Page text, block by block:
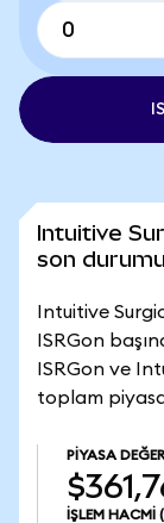
Intuitive
son durumu
Intuitive
ISRGon
ISRGon ve
toplam piyasa
PIYASA
İŞLEM HACMI